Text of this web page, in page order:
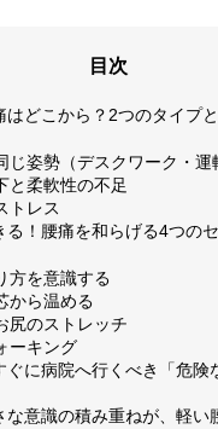
目次
はどこから？2つのタイプ
姿勢（デスクワーク・運
柔軟性の不足
トレス
る！腰痛を和らげる4つの
を意識する
から温める
のストレッチ
ーキング
ぐに病院へ行くべき「危険
な意識の積み重ねが、軽い